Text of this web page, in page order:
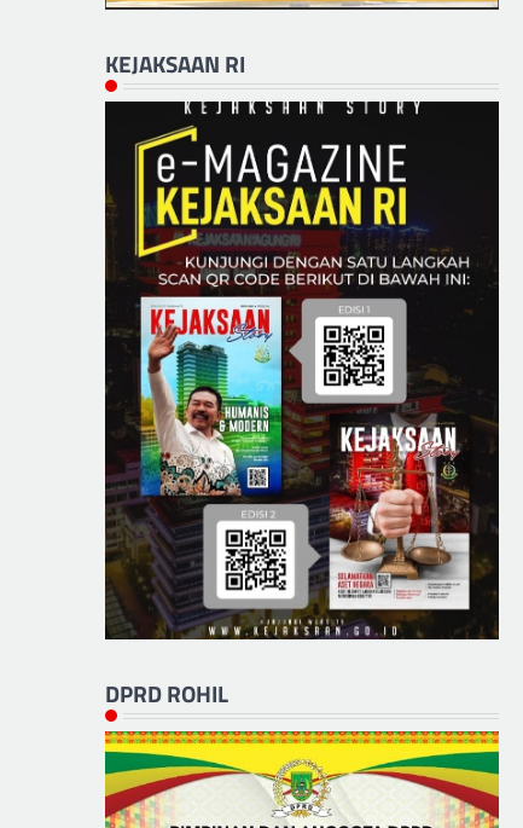
KEJAKSAAN RI
DPRD ROHIL